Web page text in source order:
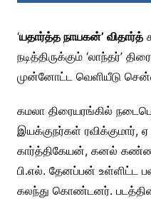
‘யதார்த்த நாயகன்’ விதார்த்
நடித்திருக்கும் ‘லாந்தர்’
முன்னோட்ட வெளியீடு
கமலா திரையரங்கில்
இயக்குநர்கள்
கார்த்திகேயன், கனல்
பி.எல். தேனப்பன் உள்ளிட்ட
கலந்து கொண்டனர்.